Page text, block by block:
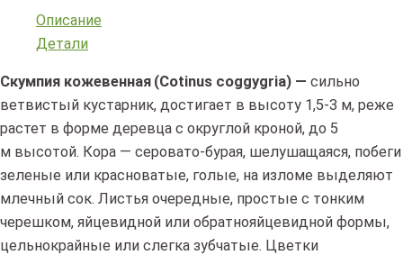
Описание
Детали
Скумпия кожевенная(Cotinus coggygria) —сильно
ветвистый кустарник, достигает в высоту 1,5-3 м, реже
растет в форме деревца с округлой кроной, до 5
м высотой. Кора — серовато-бурая, шелушащаяся, побеги
зеленые или красноватые, голые, на изломе выделяют
млечный сок. Листья очередные, простые с тонким
черешком, яйцевидной или обратнояйцевидной формы,
цельнокрайные или слегка зубчатые. Цветки